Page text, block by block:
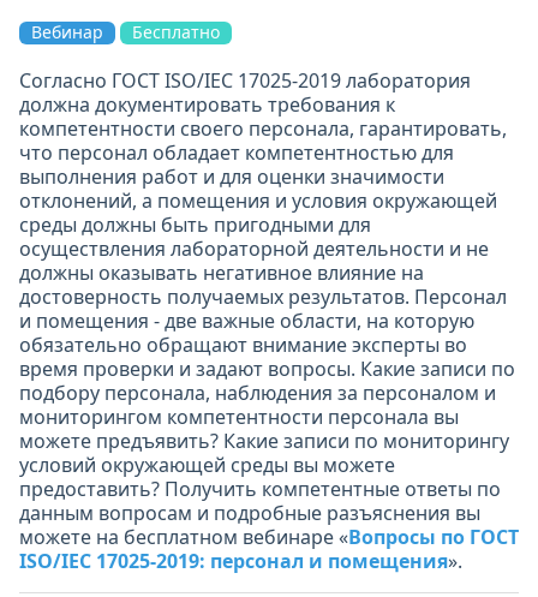
Вебинар Бесплатно
Согласно ГОСТ ISO/IEC 17025-2019 лаборатория
должна документировать требования к
компетентности своего персонала, гарантировать,
что персонал обладает компетентностью для
выполнения работ и для оценки значимости
отклонений, а помещения и условия окружающей
среды должны быть пригодными для
осуществления лабораторной деятельности и не
должны оказывать негативное влияние на
достоверность получаемых результатов. Персонал
и помещения - две важные области, на которую
обязательно обращают внимание эксперты во
время проверки и задают вопросы. Какие записи по
подбору персонала, наблюдения за персоналом и
мониторингом компетентности персонала вы
можете предъявить? Какие записи по мониторингу
условий окружающей среды вы можете
предоставить? Получить компетентные ответы по
данным вопросам и подробные разъяснения вы
можете на бесплатном вебинаре «Вопросы по ГОСТ
ISO/IEC 17025-2019: персонал и помещения».